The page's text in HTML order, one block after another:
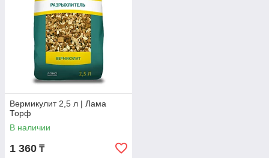
Вермикулит 2,5 л | Лама
Торф
В наличии
1 360 ₸